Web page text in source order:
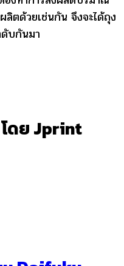
ลิตด้วยเช่นกัน จึงจะได้ถุง
ดับกันมา
ดย Jprint